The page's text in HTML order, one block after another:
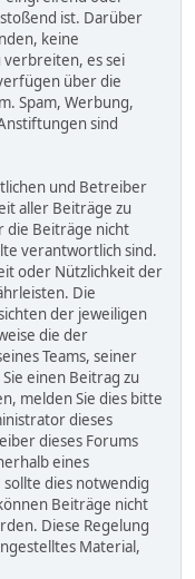
ist. Darüber
keine
es sei
über die
Spam, Werbung,
sind
und Betreiber
aller Beiträge zu
die Beiträge nicht
verantwortlich sind.
oder Nützlichkeit der
Die
der jeweiligen
die der
Teams, seiner
einen Beitrag zu
melden Sie dies bitte
dieses
dieses Forums
eines
dies notwendig
Beiträge nicht
Diese Regelung
Material,